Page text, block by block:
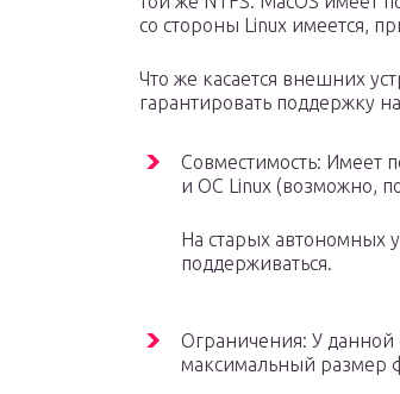
со стороны Linux имеется,
Что же касается внешних
гарантировать поддержку
Совместимость: Имеет
и ОС Linux (возможно,
На старых автономных
поддерживаться.
Ограничения: У
максимальный размер